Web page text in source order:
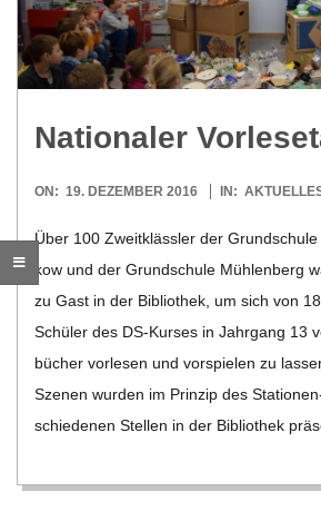
R
E
-
G
O
L
D
S
Natio­na­ler
2016-
ON: 19. DEZEMBER 2016 IN:
Über 100 Zweit­kläss­ler der
kow und der Grund­schule Müh­len­berg
zu Gast in der Biblio­thek, um sich von
Schü­ler des DS-Kur­­ses in Jahr­gang 13
bü­cher vor­le­sen und vor­spie­len zu
Sze­nen wur­den im Prin­zip des
schie­de­nen Stel­len in der Biblio­thek